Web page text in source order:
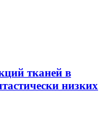
тканей в
низких